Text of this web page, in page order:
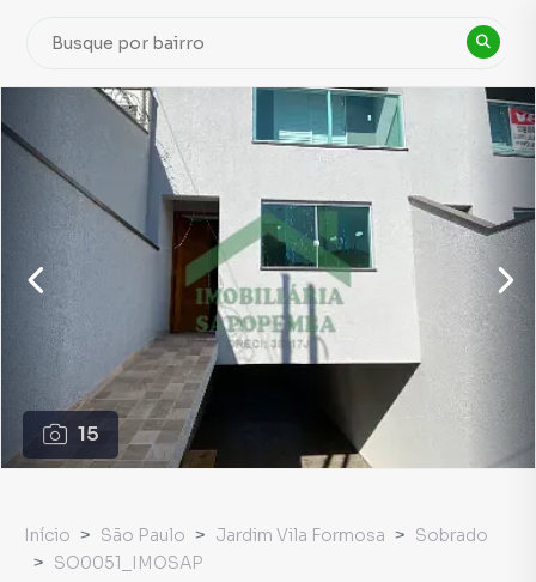
15
Início São Paulo Jardim Vila Formosa
Sobrado
SO0051_IMOSAP